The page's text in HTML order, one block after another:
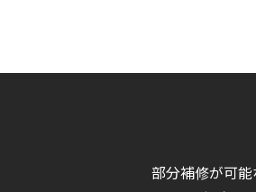
部分補修が可